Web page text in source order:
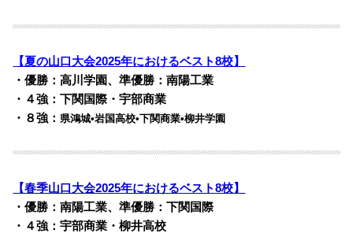
【夏の山口大会2025年におけるベスト8校】
・優勝：高川学園、準優勝：南陽工業
・４強：下関国際・宇部商業
・８強：県鴻城•岩国高校•下関商業•柳井学園
【春季山口大会2025年におけるベスト8校】
・優勝：南陽工業、準優勝：下関国際
・４強：宇部商業・柳井高校